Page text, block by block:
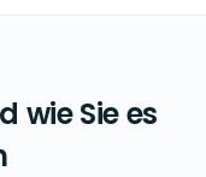
wie Sie es